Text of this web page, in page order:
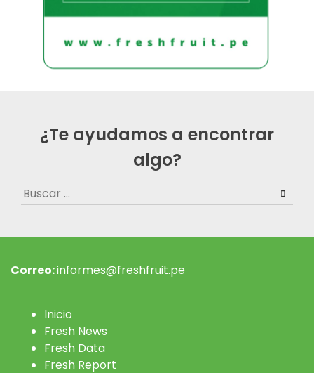
¿Te ayudamos a encontrar
algo?
Buscar:
Correo:informes@freshfruit.pe
Inicio
Fresh News
Fresh Data
Fresh Report